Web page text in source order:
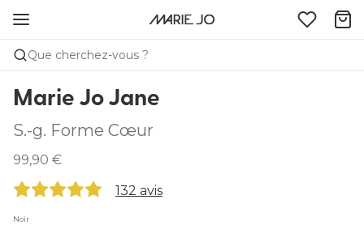
Que cherchez-vous ?
Marie Jo Jane
S.-g. Forme Cœur
99,90 €
132 avis
Noir